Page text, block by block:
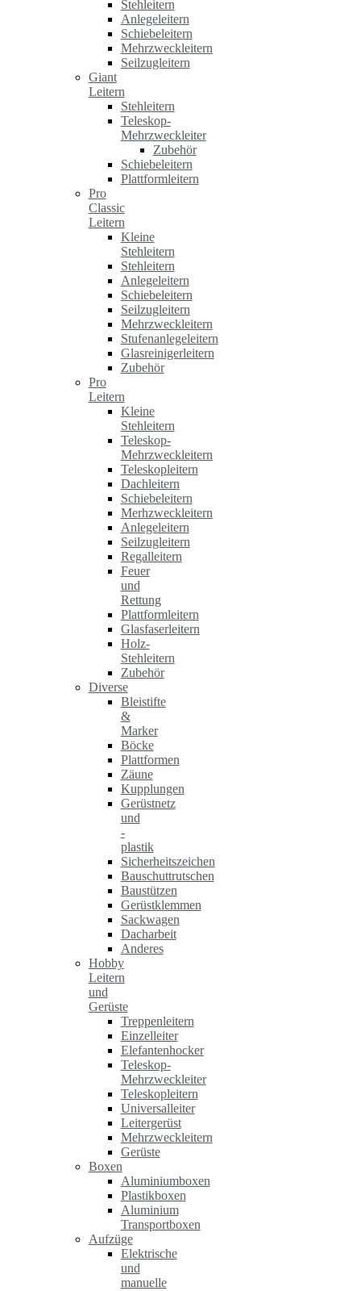
Stehleitern
Anlegeleitern
Schiebeleitern
Mehrzweckleitern
Seilzugleitern
Giant
Leitern
Stehleitern
Teleskop-
Mehrzweckleiter
Zubehör
Schiebeleitern
Plattformleitern
Pro
Classic
Leitern
Kleine
Stehleitern
Stehleitern
Anlegeleitern
Schiebeleitern
Seilzugleitern
Mehrzweckleitern
Stufenanlegeleitern
Glasreinigerleitern
Zubehör
Pro
Leitern
Kleine
Stehleitern
Teleskop-
Mehrzweckleitern
Teleskopleitern
Dachleitern
Schiebeleitern
Merhzweckleitern
Anlegeleitern
Seilzugleitern
Regalleitern
Feuer
und
Rettung
Plattformleitern
Glasfaserleitern
Holz-
Stehleitern
Zubehör
Diverse
Bleistifte
&
Marker
Böcke
Plattformen
Zäune
Kupplungen
Gerüstnetz
und
-
plastik
Sicherheitszeichen
Bauschuttrutschen
Baustützen
Gerüstklemmen
Sackwagen
Dacharbeit
Anderes
Hobby
Leitern
und
Gerüste
Treppenleitern
Einzelleiter
Elefantenhocker
Teleskop-
Mehrzweckleiter
Teleskopleitern
Universalleiter
Leitergerüst
Mehrzweckleitern
Gerüste
Boxen
Aluminiumboxen
Plastikboxen
Aluminium
Transportboxen
Aufzüge
Elektrische
und
manuelle